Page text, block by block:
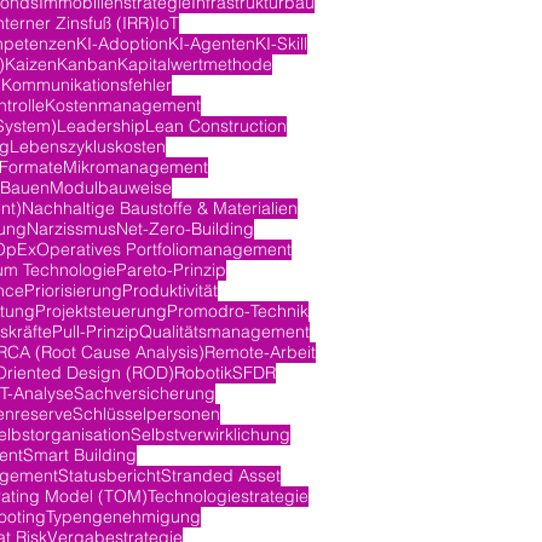
Zinsfuß (IRR)IoT
KI-AdoptionKI-AgentenKI-Skill
KaizenKanbanKapitalwertmethode
Kommunikationsfehler
Kostenmanagement
LeadershipLean Construction
Lebenszykluskosten
Mikromanagement
Modulbauweise
Nachhaltige Baustoffe & Materialien
NarzissmusNet-Zero-Building
Operatives Portfoliomanagement
TechnologiePareto-Prinzip
PriorisierungProduktivität
ProjektsteuerungPromodro-Technik
Pull-PrinzipQualitätsmanagement
(Root Cause Analysis)Remote-Arbeit
Design (ROD)RobotikSFDR
AnalyseSachversicherung
Schlüsselpersonen
Selbstverwirklichung
Smart Building
StatusberichtStranded Asset
Model (TOM)Technologiestrategie
Typengenehmigung
RiskVergabestrategie